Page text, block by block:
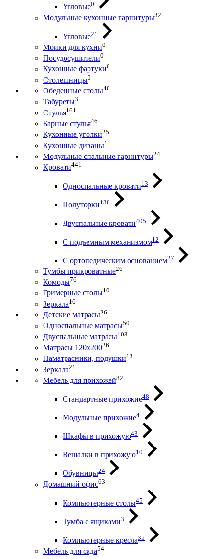
Угловые0
Модульные кухонные гарнитуры32
Угловые21
Мойки для кухни0
Посудосушители0
Кухонные фартуки0
Столешницы0
Обеденные столы40
Табуреты3
Стулья161
Барные стулья46
Кухонные уголки25
Кухонные диваны1
Модульные спальные гарнитуры24
Кровати441
Односпальные кровати13
Полуторки138
Двуспальные кровати405
С подъемным механизмом12
С ортопедическим основанием27
Тумбы прикроватные26
Комоды76
Гримерные столы10
Зеркала16
Детские матрасы26
Односпальные матрасы50
Двуспальные матрасы103
Матрасы 120х20026
Наматрасники, подушки13
Зеркала21
Мебель для прихожей82
Стандартные прихожие48
Модульные прихожие4
Шкафы в прихожую43
Вешалки в прихожую10
Обувницы24
Домашний офис63
Компьютерные столы45
Тумба с ящиками3
Компьютерные кресла35
Мебель для сада54